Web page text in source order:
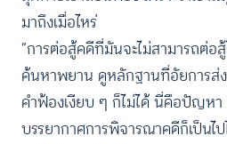
มาถึงเมื่อไหร่
“การต่อสู้คดีที่มันจะไม่สามารถต่อ
ค้นหาพยาน ดูหลักฐานที่อัยการส่
คำฟ้องเงียบ ๆ ก็ไม่ได้ นี่คือปัญห
บรรยากาศการพิจารณาคดีก็เป็น